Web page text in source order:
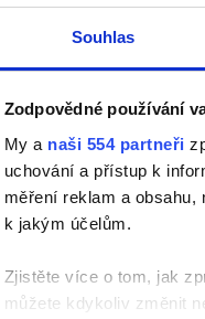
Souhlas
Zodpovědné používání
My a naši 554 partneři
uchování a přístup k
měření reklam a obsahu,
k jakým účelům.
Zjistěte více o tom, jak
můžete kdykoliv změnit